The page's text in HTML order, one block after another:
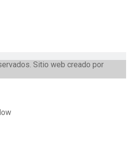
Sitio web creado por